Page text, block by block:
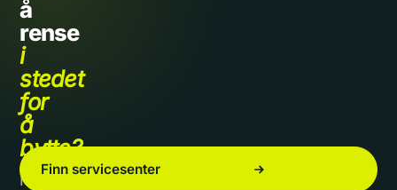
å
rense
i
stedet
for
å
bytte?
Finn
Finn servicesenter